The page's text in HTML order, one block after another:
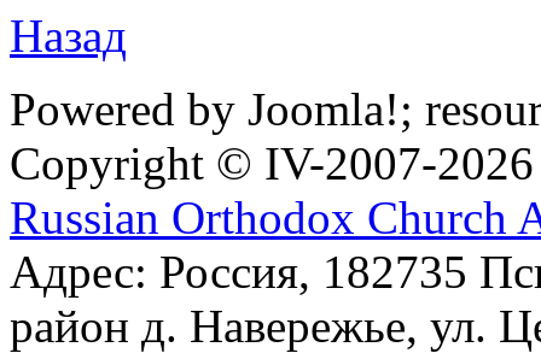
Назад
Powered by Joomla!;
Copyright © IV-2007-2026
Russian Orthodox Church
Адрес: Россия, 182735
район д. Навережье, ул.